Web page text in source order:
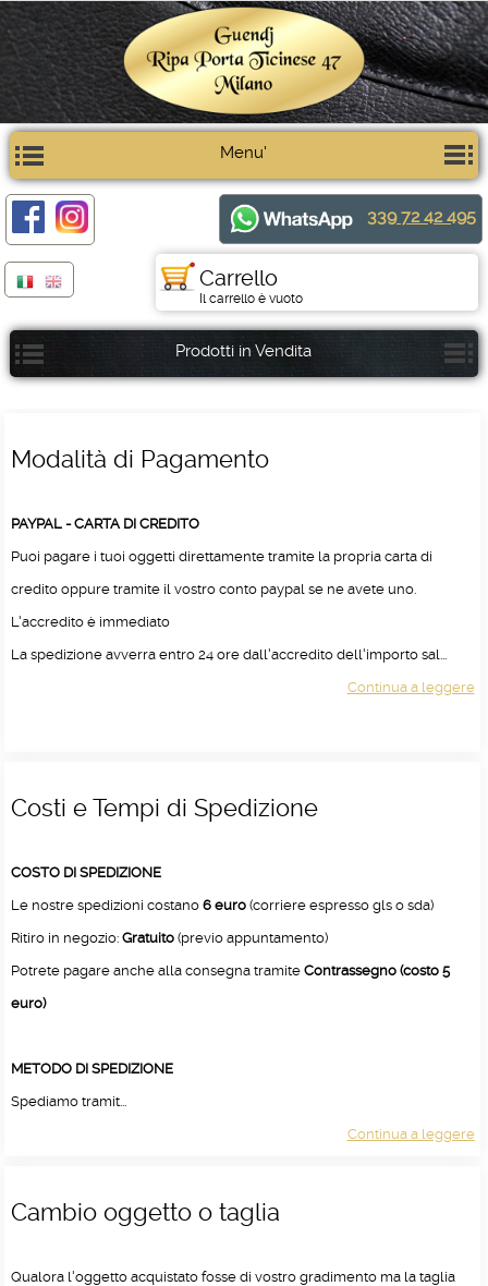
Menu'
339 72 42 495
Carrello
Il carrello è vuoto
Prodotti in Vendita
Modalità di Pagamento
PAYPAL - CARTA DI CREDITO
Puoi pagare i tuoi oggetti direttamente tramite la propria carta di
credito oppure tramite il vostro conto paypal se ne avete uno.
L'accredito è immediato
La spedizione avverra entro 24 ore dall'accredito dell'importo sal...
Continua a leggere
Costi e Tempi di Spedizione
COSTO DI SPEDIZIONE
Le nostre spedizioni costano6 euro (corriere espresso gls o sda)
Ritiro in negozio: Gratuito (previo appuntamento)
Potrete pagare anche alla consegna tramiteContrassegno (costo 5
euro)
METODO DI SPEDIZIONE
Spediamo tramit...
Continua a leggere
Cambio oggetto o taglia
Qualora l'oggetto acquistato fosse di vostro gradimento ma la taglia